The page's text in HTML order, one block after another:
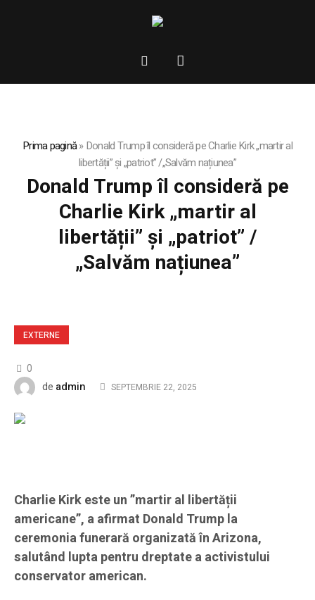
Prima pagină»Donald Trump îl consideră pe Charlie Kirk „martir al
libertății” și „patriot” /„Salvăm națiunea”
Donald Trump îl consideră pe
Charlie Kirk „martir al
libertății” și „patriot” /
„Salvăm națiunea”
EXTERNE
0
de admin SEPTEMBRIE 22, 2025
Charlie Kirk este un ”martir al libertății
americane”, a afirmat Donald Trump la
ceremonia funerară organizată în Arizona,
salutând lupta pentru dreptate a activistului
conservator american.